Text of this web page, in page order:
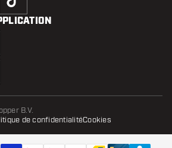
B.V.
de confidentialitéCookies